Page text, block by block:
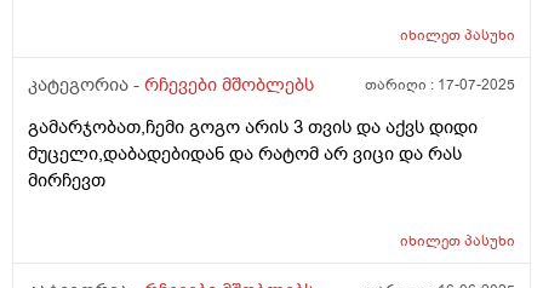
იხილეთპასუხი
კატეგორია - რჩევები მშობლებს თარიღი : 17-07-2025
გამარჯობათ,ჩემი გოგო არის 3 თვის და აქვს დიდი
მუცელი,დაბადებიდან და რატომ არ ვიცი და რას
მირჩევთ
იხილეთპასუხი